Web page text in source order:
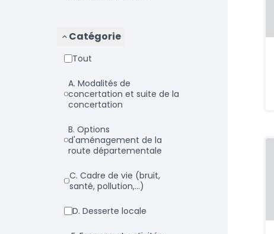
Catégorie
Tout
a. Modalités de
concertation et suite de la
concertation
b. Options
d'aménagement de la
route départementale
c. Cadre de vie (bruit,
santé, pollution,...)
d. Desserte locale